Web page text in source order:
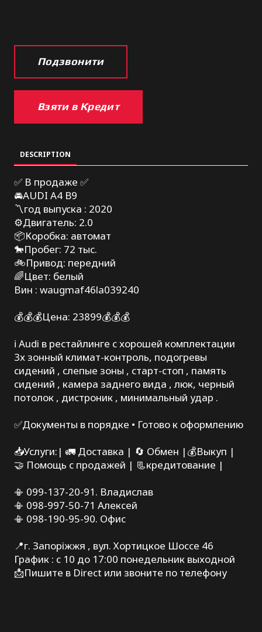
Подзвонити
Взяти в Кредит
DESCRIPTION
✅ В продаже ✅
🚘AUDI A4 B9
〽️год выпуска : 2020
⚙️Двигатель: 2.0
📦Коробка: автомат
🐎Пробег: 72 тыс.
🚲Привод: передний
🌈Цвет: белый
Вин : waugmaf46la039240
💰💰💰Цена: 23899💰💰💰
ℹ️ Audi в рестайлинге с хорошей комплектации
3х зонный климат-контроль, подогревы
сидений , слепые зоны , старт-стоп , память
сидений , камера заднего вида , люк, черный
потолок , дистроник , минимальный удар .
✅Документы в порядке • Готово к оформлению
📥Услуги:| 🚛 Доставка | 🔄 Обмен |💰Выкуп |
🤝 Помощь с продажей | 📃кредитование |
📳 099-137-20-91. Владислав
📳 098-997-50-71 Алексей
📳 098-190-95-90. Офис
📍г. Запоріжжя , вул. Хортицкое Шоссе 46
График : с 10 до 17:00 понедельник выходной
📩Пишите в Direct или звоните по телефону